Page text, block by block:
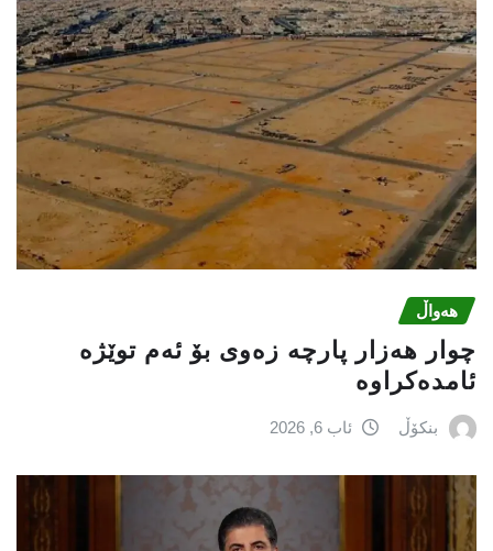
هەواڵ
چوار هەزار پارچە زەوی بۆ ئەم توێژە
ئامدەکراوە
بنکۆڵ ئاب 6, 2026